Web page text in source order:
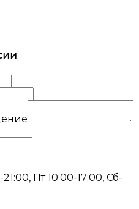
Пт 10:00-17:00, Сб-